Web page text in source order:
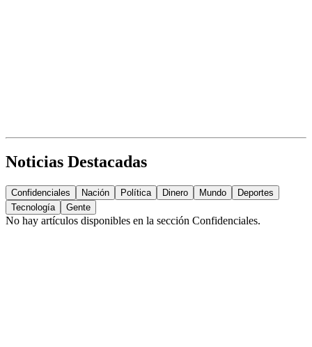
Noticias Destacadas
Confidenciales Nación Política Dinero Mundo
Deportes
Tecnología
Gente
No hay artículos disponibles en la sección Confidenciales.